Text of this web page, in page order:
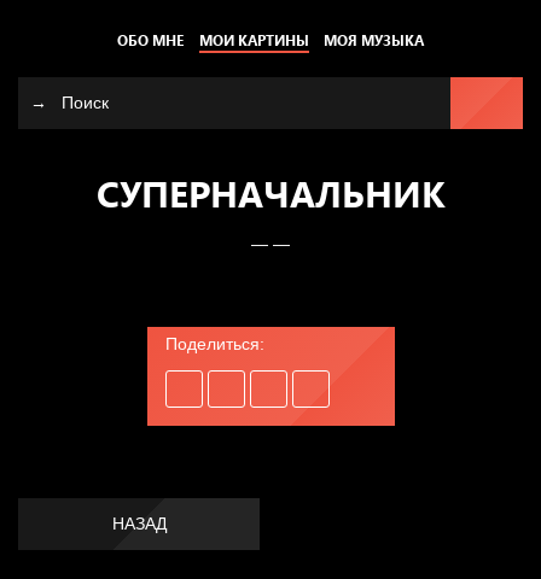
ОБО МНЕ МОИ КАРТИНЫ МОЯ МУЗЫКА
СУПЕРНАЧАЛЬНИК
— —
Поделиться:
НАЗАД